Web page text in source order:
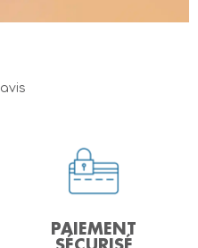
avis
PAIEMENT